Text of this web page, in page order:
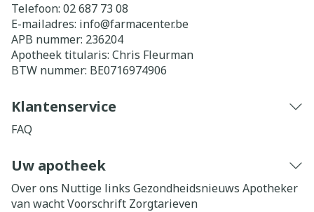
Telefoon: 02 687 73 08
E-mailadres: info@farmacenter.be
APB nummer: 236204
Apotheek titularis: Chris Fleurman
BTW nummer: BE0716974906
Klantenservice
FAQ
Uw apotheek
Over ons Nuttige links Gezondheidsnieuws Apotheker
van wachtVoorschrift Zorgtarieven